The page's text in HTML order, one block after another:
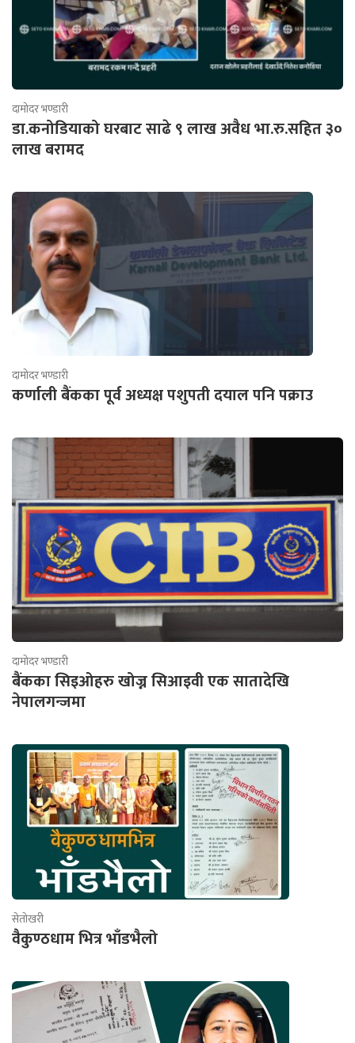
दामोदर भण्डारी
डा.कनोडियाको घरबाट साढे ९ लाख अवैध भा.रु.सहित ३०
लाख बरामद
दामोदर भण्डारी
कर्णाली बैंकका पूर्व अध्यक्ष पशुपती दयाल पनि पक्राउ
दामोदर भण्डारी
बैंकका सिइओहरु खोज्न सिआइवी एक सातादेखि
नेपालगन्जमा
सेतोखरी
वैकुण्ठधाम भित्र भाँडभैलो